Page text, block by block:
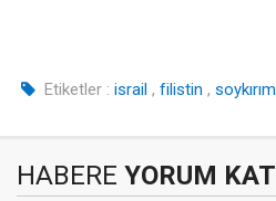
Etiketler : israil , filistin , soykırım
HABERE YORUM KAT